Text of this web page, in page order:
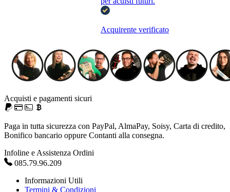
Acquirente verificato
Acquisti e pagamenti sicuri
Paga in tutta sicurezza con PayPal, AlmaPay, Soisy, Carta di credito,
Bonifico bancario oppure Contanti alla consegna.
Infoline e Assistenza Ordini
085.79.96.209
Informazioni Utili
Termini & Condizioni